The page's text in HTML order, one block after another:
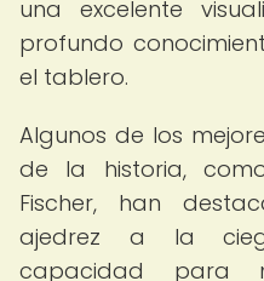
una excelente
profundo
el tablero.
Algunos de los
de la historia,
Fischer, han
ajedrez a la
capacidad para